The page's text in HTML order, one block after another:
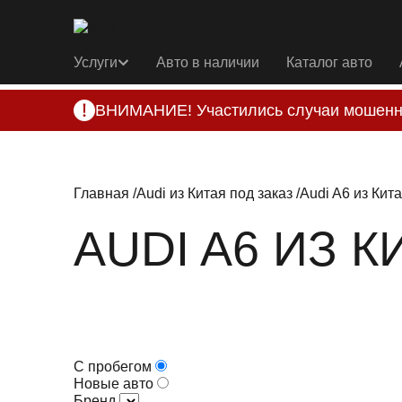
Услуги Авто в наличии Каталог авто
ВНИМАНИЕ! Участились случаи
Главная Audi из Китая под заказ Audi A6 из
AUDI A6 ИЗ
С пробегом
Новые авто